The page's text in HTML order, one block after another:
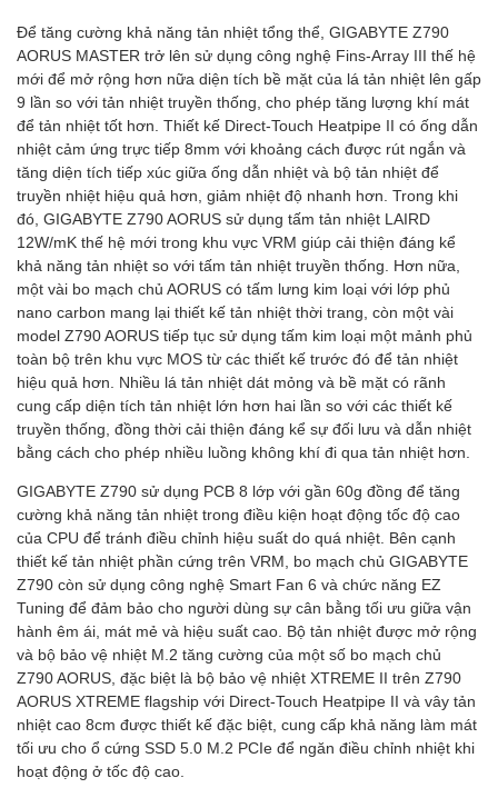
Để tăng cường khả năng tản nhiệt tổng thể, GIGABYTE Z790
AORUS MASTER trở lên sử dụng công nghệ Fins-Array III thế hệ
mới để mở rộng hơn nữa diện tích bề mặt của lá tản nhiệt lên gấp
9 lần so với tản nhiệt truyền thống, cho phép tăng lượng khí mát
để tản nhiệt tốt hơn. Thiết kế Direct-Touch Heatpipe II có ống dẫn
nhiệt cảm ứng trực tiếp 8mm với khoảng cách được rút ngắn và
tăng diện tích tiếp xúc giữa ống dẫn nhiệt và bộ tản nhiệt để
truyền nhiệt hiệu quả hơn, giảm nhiệt độ nhanh hơn. Trong khi
đó, GIGABYTE Z790 AORUS sử dụng tấm tản nhiệt LAIRD
12W/mK thế hệ mới trong khu vực VRM giúp cải thiện đáng kể
khả năng tản nhiệt so với tấm tản nhiệt truyền thống. Hơn nữa,
một vài bo mạch chủ AORUS có tấm lưng kim loại với lớp phủ
nano carbon mang lại thiết kế tản nhiệt thời trang, còn một vài
model Z790 AORUS tiếp tục sử dụng tấm kim loại một mảnh phủ
toàn bộ trên khu vực MOS từ các thiết kế trước đó để tản nhiệt
hiệu quả hơn. Nhiều lá tản nhiệt dát mỏng và bề mặt có rãnh
cung cấp diện tích tản nhiệt lớn hơn hai lần so với các thiết kế
truyền thống, đồng thời cải thiện đáng kể sự đối lưu và dẫn nhiệt
bằng cách cho phép nhiều luồng không khí đi qua tản nhiệt hơn.
GIGABYTE Z790 sử dụng PCB 8 lớp với gần 60g đồng để tăng
cường khả năng tản nhiệt trong điều kiện hoạt động tốc độ cao
của CPU để tránh điều chỉnh hiệu suất do quá nhiệt. Bên cạnh
thiết kế tản nhiệt phần cứng trên VRM, bo mạch chủ GIGABYTE
Z790 còn sử dụng công nghệ Smart Fan 6 và chức năng EZ
Tuning để đảm bảo cho người dùng sự cân bằng tối ưu giữa vận
hành êm ái, mát mẻ và hiệu suất cao. Bộ tản nhiệt được mở rộng
và bộ bảo vệ nhiệt M.2 tăng cường của một số bo mạch chủ
Z790 AORUS, đặc biệt là bộ bảo vệ nhiệt XTREME II trên Z790
AORUS XTREME flagship với Direct-Touch Heatpipe II và vây tản
nhiệt cao 8cm được thiết kế đặc biệt, cung cấp khả năng làm mát
tối ưu cho ổ cứng SSD 5.0 M.2 PCIe để ngăn điều chỉnh nhiệt khi
hoạt động ở tốc độ cao.